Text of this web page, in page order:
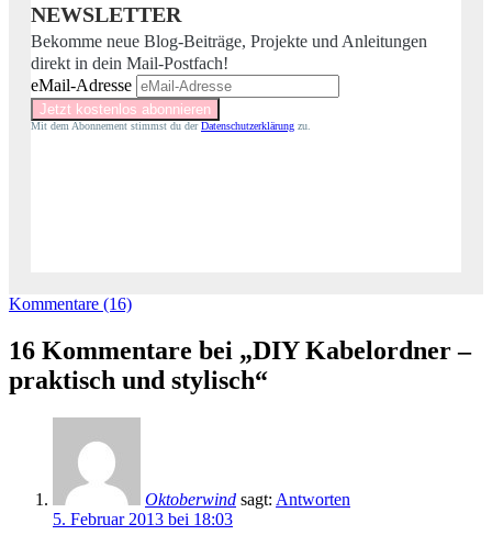
NEWSLETTER
Bekomme neue Blog-Beiträge, Projekte und Anleitungen
direkt in dein Mail-Postfach!
eMail-Adresse
Mit dem Abonnement stimmst du derDatenschutzerklärung zu.
Kommentare (16)
16 Kommentare bei „DIY Kabelordner –
praktisch und stylisch“
Oktoberwind sagt: Antworten
5. Februar 2013 bei 18:03